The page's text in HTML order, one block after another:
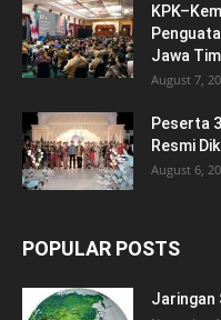
Jawa
August 7,
Peserta
Resmi
August 6,
POPULAR POSTS
Jaringan